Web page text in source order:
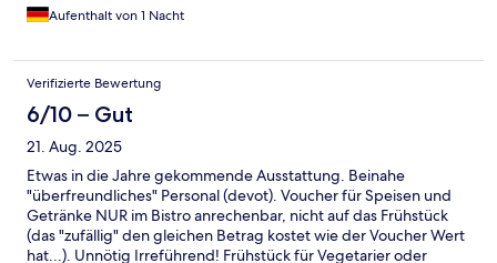
Aufenthalt von 1 Nacht
Verifizierte Bewertung
6/10 – Gut
21. Aug. 2025
Etwas in die Jahre gekommende Ausstattung. Beinahe
"überfreundliches" Personal (devot). Voucher für Speisen und
Getränke NUR im Bistro anrechenbar, nicht auf das Frühstück
(das "zufällig" den gleichen Betrag kostet wie der Voucher Wert
hat...). Unnötig Irreführend! Frühstück für Vegetarier oder